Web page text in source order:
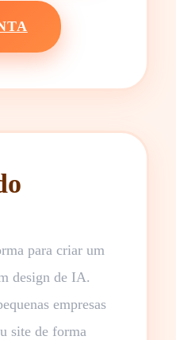
para criar um
design de IA.
empresas
site de forma